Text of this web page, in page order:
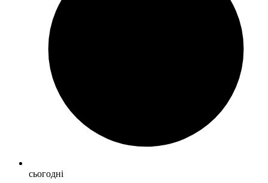
сьогодні